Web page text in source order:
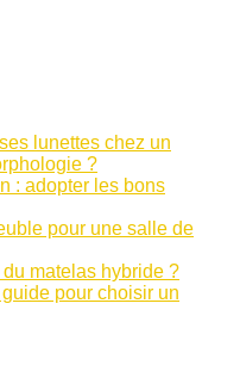
lunettes chez un
?
: adopter les bons
pour une salle de
matelas hybride ?
pour choisir un